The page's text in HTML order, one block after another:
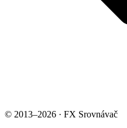
© 2013–2026 · FX Srovnávač